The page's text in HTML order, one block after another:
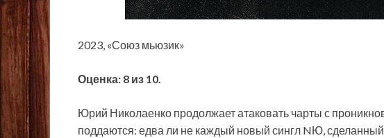
2023, «Союз мьюзик»
Оценка: 8 из 10.
Юрий Николаенко продолжает атаковать чарты с
поддаются: едва ли не каждый новый сингл NЮ,